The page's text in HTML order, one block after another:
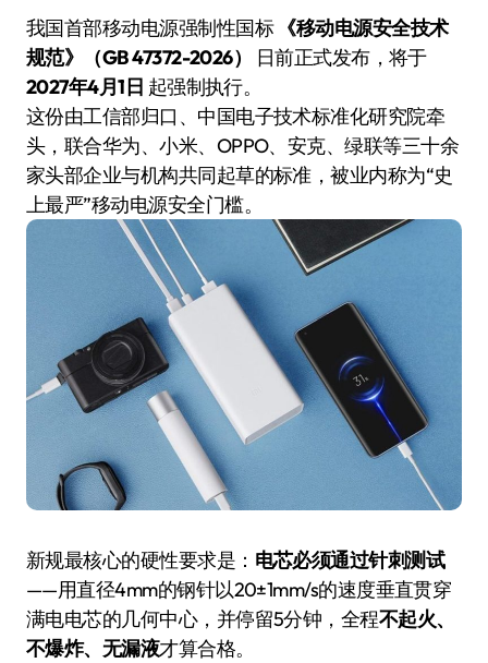
我国首部移动电源强制性国标 《移动电源安全技术
规范》（GB 47372-2026）
日前正式发布，将于
2027年4月1日 起强制执行。
这份由工信部归口、中国电子技术标准化研究院牵
头，联合华为、小米、OPPO、安克、绿联等三十余
家头部企业与机构共同起草的标准，被业内称为“史
上最严”移动电源安全门槛。
新规最核心的硬性要求是： 电芯必须通过针刺测试
——用直径4mm的钢针以20±1mm/s的速度垂直贯穿
满电电芯的几何中心，并停留5分钟，全程不起火、
不爆炸、无漏液才算合格。